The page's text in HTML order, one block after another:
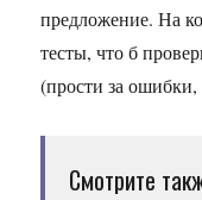
предложение. На
тесты, что б
(прости за
Смотрите